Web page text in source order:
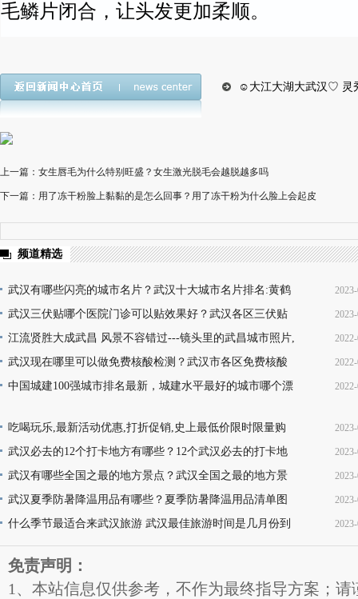
毛鳞片闭合，让头发更加柔顺。
☺大江大湖大武汉♡ 灵
上一篇：女生唇毛为什么特别旺盛？女生激光脱毛会越脱越多吗
下一篇：用了冻干粉脸上黏黏的是怎么回事？用了冻干粉为什么脸上会起皮
频道精选
武汉有哪些闪亮的城市名片？武汉十大城市名片排名:黄鹤
楼热干面无人不知无人不晓
武汉三伏贴哪个医院门诊可以贴效果好？武汉各区三伏贴
医院门诊名单地址(就诊时间+门诊地点+价格查询+预
江流贤胜大成武昌 风景不容错过---镜头里的武昌城市照片,
韵味十足又充满活力
武汉现在哪里可以做免费核酸检测？武汉市各区免费核酸
检测地点位置咨询电话及时间(部分24小时检测)
中国城建100强城市排名最新，城建水平最好的城市哪个漂
吃喝玩乐,最新活动优惠,打折促销,史上最低价限时限量购
买,天天更新,超省钱,快来抢购!
武汉必去的12个打卡地方有哪些？12个武汉必去的打卡地
地址推荐
武汉有哪些全国之最的地方景点？武汉全国之最的地方景
点名称介绍及图片大全欣赏
武汉夏季防暑降温用品有哪些？夏季防暑降温用品清单图
片
什么季节最适合来武汉旅游 武汉最佳旅游时间是几月份到
几月份
免责声明：
1、本站信息仅供参考，不作为最终指导方案；